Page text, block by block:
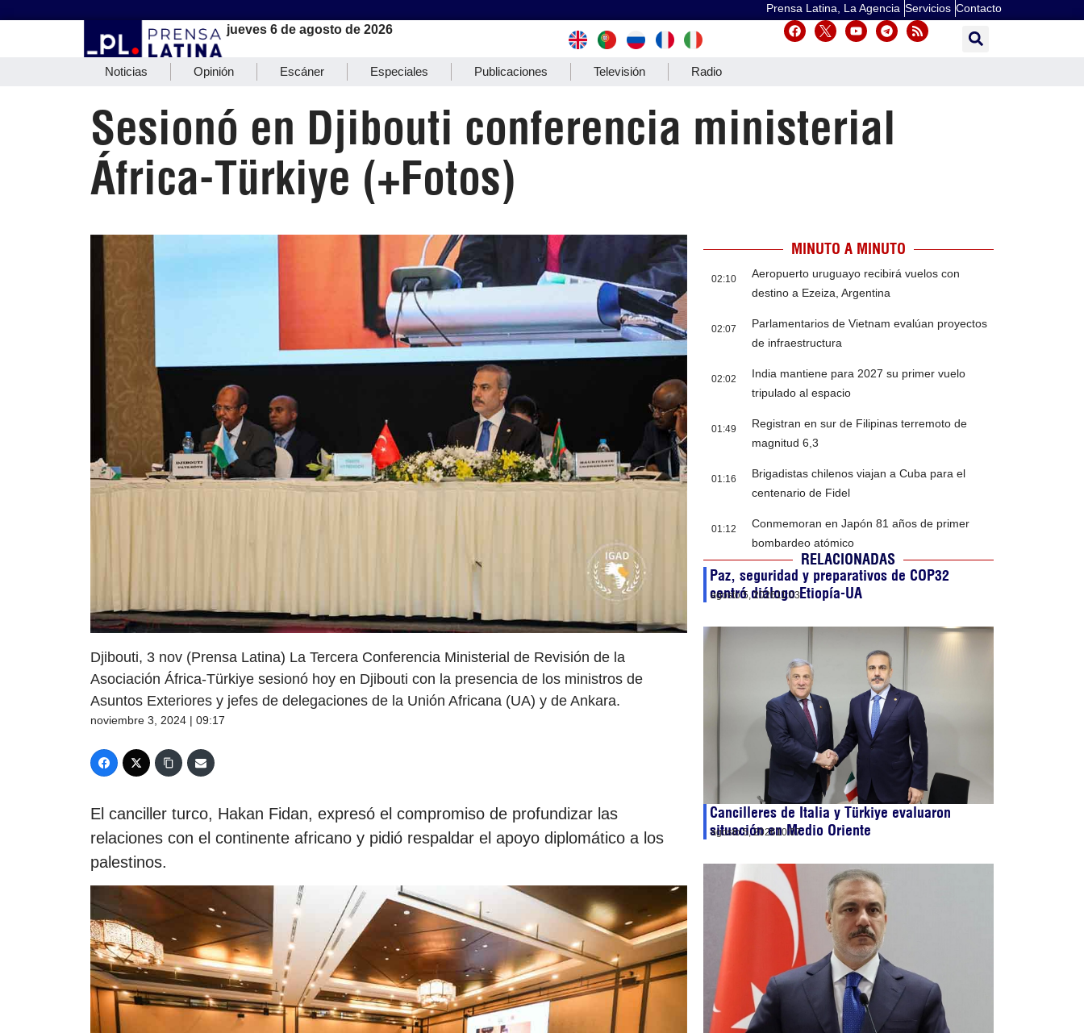
Prensa Latina, La Agencia Servicios Contacto
jueves 6 de agosto de 2026
Noticias Opinión Escáner Especiales Publicaciones Televisión Radio
Sesionó en Djibouti conferencia ministerial
África-Türkiye (+Fotos)
Djibouti, 3 nov (Prensa Latina) La Tercera Conferencia Ministerial de Revisión de la
Asociación África-Türkiye sesionó hoy en Djibouti con la presencia de los ministros de
Asuntos Exteriores y jefes de delegaciones de la Unión Africana (UA) y de Ankara.
noviembre 3, 2024 | 09:17
El canciller turco, Hakan Fidan, expresó el compromiso de profundizar las
relaciones con el continente africano y pidió respaldar el apoyo diplomático a los
palestinos.
MINUTO A MINUTO
02:10
Aeropuerto uruguayo recibirá vuelos con
destino a Ezeiza, Argentina
02:07
Parlamentarios de Vietnam evalúan proyectos
de infraestructura
02:02
India mantiene para 2027 su primer vuelo
tripulado al espacio
01:49
Registran en sur de Filipinas terremoto de
magnitud 6,3
01:16
Brigadistas chilenos viajan a Cuba para el
centenario de Fidel
01:12
Conmemoran en Japón 81 años de primer
bombardeo atómico
RELACIONADAS
Paz, seguridad y preparativos de COP32
centró diálogo Etiopía-UA
agosto 5, 202611:03
Cancilleres de Italia y Türkiye evaluaron
situación en Medio Oriente
agosto 5, 202610:07